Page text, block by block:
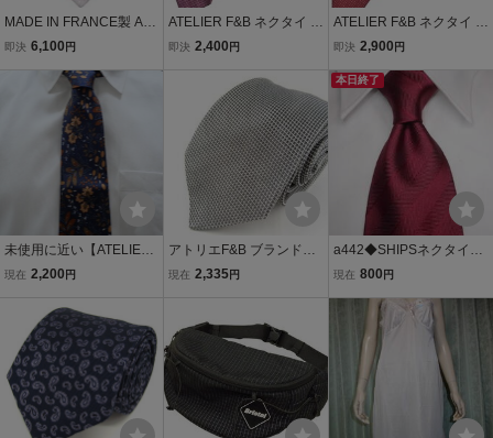
MADE IN FRANCE製 ATE
LIER F&B GENEVE ドッ
プル アトリエエフアンド
ビー フランス製
即決 6,100 円
ATELIER F&B ネクタイ レ
ギュラー タイ チェック ピ
即決 2,400 円
ATELIER F&B ネクタイ メ
ンズ アトリエエフアンド
即決 2,900 円
未使用に近い【ATELIER
F&B アトリエエフ&ビ
タイ/m66-G1-16-20
現在 2,200 円
アトリエF&B ブランドネ
クタイ 格子柄 シルク フラ
現在 2,335円
本日終了
a442◆SHIPSネクタイ◆
シップスネクタイシルク
ストライプ8C
現在 800 円